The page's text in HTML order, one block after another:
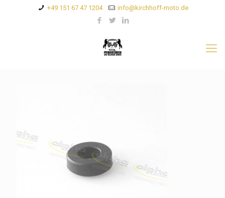
+49 151 67 47 1204 info@kirchhoff-moto.de